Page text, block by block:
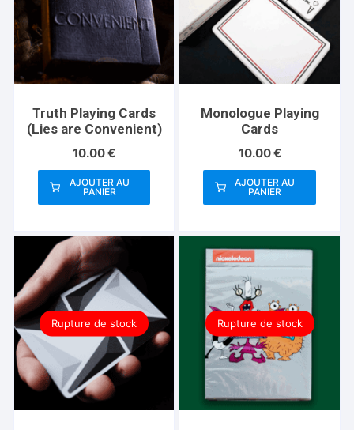
Truth Playing Cards
(Lies are Convenient)
10.00€
AJOUTER AU
PANIER
Monologue Playing
Cards
10.00€
AJOUTER AU
PANIER
Rupture de stock Rupture de stock